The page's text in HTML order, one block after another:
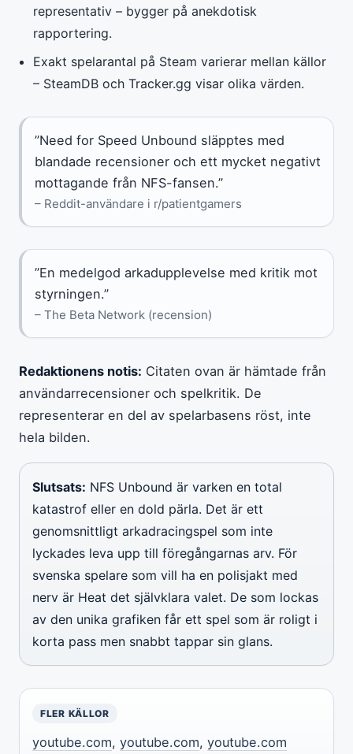
representativ – bygger på anekdotisk
rapportering.
Exakt spelarantal på Steam varierar mellan källor
– SteamDB och Tracker.gg visar olika värden.
”Need for Speed Unbound släpptes med
blandade recensioner och ett mycket negativt
mottagande från NFS-fansen.”
– Reddit-användare i r/patientgamers
”En medelgod arkadupplevelse med kritik mot
styrningen.”
– The Beta Network (recension)
Redaktionens notis: Citaten ovan är hämtade från
användarrecensioner och spelkritik. De
representerar en del av spelarbasens röst, inte
hela bilden.
Slutsats: NFS Unbound är varken en total
katastrof eller en dold pärla. Det är ett
genomsnittligt arkadracingspel som inte
lyckades leva upp till föregångarnas arv. För
svenska spelare som vill ha en polisjakt med
nerv är Heat det självklara valet. De som lockas
av den unika grafiken får ett spel som är roligt i
korta pass men snabbt tappar sin glans.
FLER KÄLLOR
youtube.com, youtube.com, youtube.com